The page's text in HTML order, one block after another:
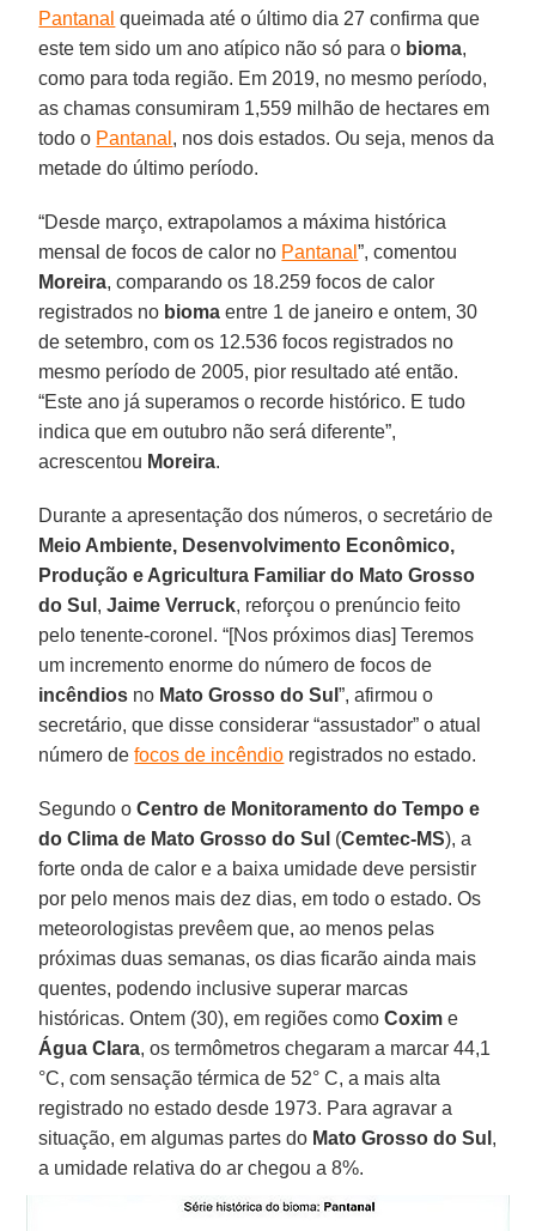
Pantanal queimada até o último dia 27 confirma que
este tem sido um ano atípico não só para o bioma,
como para toda região. Em 2019, no mesmo período,
as chamas consumiram 1,559 milhão de hectares em
todo o Pantanal , nos dois estados. Ou seja, menos da
metade do último período.
“Desde março, extrapolamos a máxima histórica
mensal de focos de calor no Pantanal”, comentou
Moreira, comparando os 18.259 focos de calor
registrados no bioma entre 1 de janeiro e ontem, 30
de setembro, com os 12.536 focos registrados no
mesmo período de 2005, pior resultado até então.
“Este ano já superamos o recorde histórico. E tudo
indica que em outubro não será diferente”,
acrescentou Moreira.
Durante a apresentação dos números, o secretário de
Meio Ambiente, Desenvolvimento Econômico,
Produção e Agricultura Familiar do Mato Grosso
do Sul ,Jaime Verruck, reforçou o prenúncio feito
pelo tenente-coronel. “[Nos próximos dias] Teremos
um incremento enorme do número de focos de
incêndios no Mato Grosso do Sul”, afirmou o
secretário, que disse considerar “assustador” o atual
número defocos de incêndio registrados no estado.
Segundo oCentro de Monitoramento do Tempo e
do Clima de Mato Grosso do Sul (Cemtec-MS), a
forte onda de calor e a baixa umidade deve persistir
por pelo menos mais dez dias, em todo o estado. Os
meteorologistas prevêem que, ao menos pelas
próximas duas semanas, os dias ficarão ainda mais
quentes, podendo inclusive superar marcas
históricas. Ontem (30), em regiões comoCoxim e
Água Clara, os termômetros chegaram a marcar 44,1
°C, com sensação térmica de 52° C, a mais alta
registrado no estado desde 1973. Para agravar a
situação, em algumas partes do Mato Grosso do Sul ,
a umidade relativa do ar chegou a 8%.